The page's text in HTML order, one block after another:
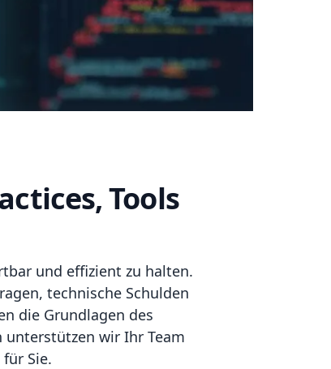
Tools
und effizient zu halten.
technische Schulden
die Grundlagen des
unterstützen wir Ihr Team
Sie.